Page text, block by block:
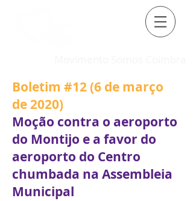
Boletim #12 (6 de março
de 2020)
Moção contra o aeroporto
do Montijo e a favor do
aeroporto do Centro
chumbada na Assembleia
Municipal